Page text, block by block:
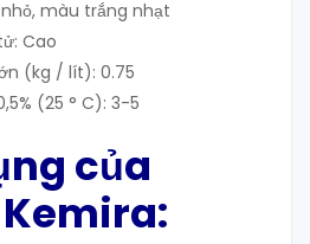
màu trắng nhạt
Cao
(kg / lít): 0.75
(25 ° C): 3-5
của